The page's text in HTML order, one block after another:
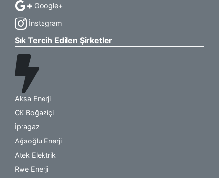
Google+
İnstagram
Sık Tercih Edilen Şirketler
Aksa Enerji
CK Boğaziçi
İpragaz
Ağaoğlu Enerji
Atek Elektrik
Rwe Enerji